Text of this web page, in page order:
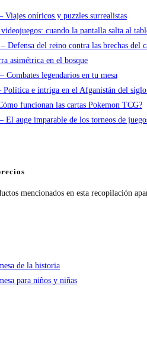
Viajes oníricos y puzzles surrealistas
videojuegos: cuando la pantalla salta al
Defensa del reino contra las brechas del
asimétrica en el bosque
Combates legendarios en tu mesa
Política e intriga en el Afganistán del
funcionan las cartas Pokemon TCG?
El auge imparable de los torneos de
mencionados en esta recopilación
de la historia
para niños y niñas